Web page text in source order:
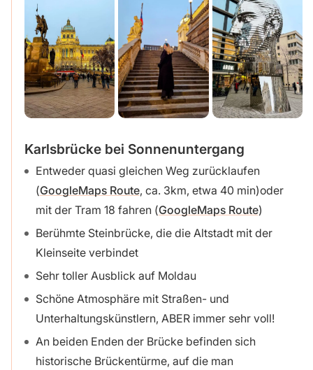
Karlsbrücke bei Sonnenuntergang
Entweder quasi gleichen Weg zurücklaufen
(GoogleMaps Route, ca. 3km, etwa 40 min)oder
mit der Tram 18 fahren (GoogleMaps Route)
Berühmte Steinbrücke, die die Altstadt mit der
Kleinseite verbindet
Sehr toller Ausblick auf Moldau
Schöne Atmosphäre mit Straßen- und
Unterhaltungskünstlern, ABER immer sehr voll!
An beiden Enden der Brücke befinden sich
historische Brückentürme, auf die man